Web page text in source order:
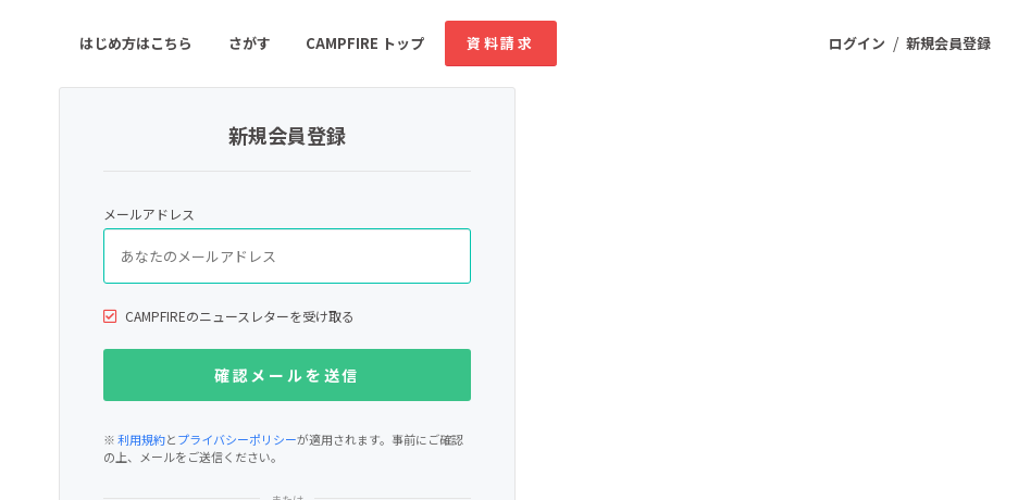
ログイン / 新規会員登録
はじめ方はこちら さがす CAMPFIRE トップ 資料請求
ゲーム・サービス開発
書籍・雑誌出版 アニメ・漫画
ソーシャルグッド ビューティー・ヘルスケア
新規会員登録
メールアドレス
CAMPFIREのニュースレターを受け取る
※利用規約とプライバシーポリシーが適用されます。事前にご確認
の上、メールをご送信ください。